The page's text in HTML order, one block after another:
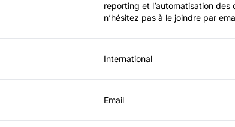
reporting et l’automatisation
n’hésitez pas à le joindre par
International
Email